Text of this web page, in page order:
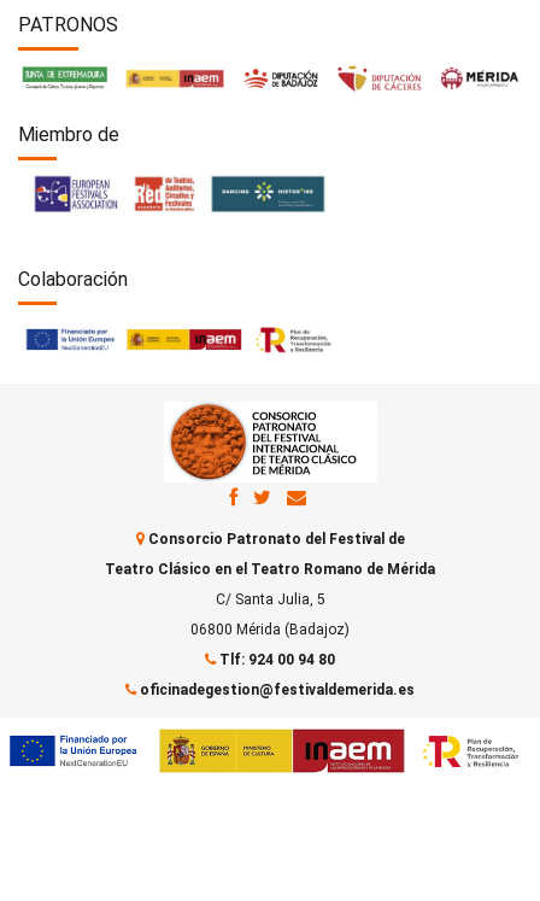
PATRONOS
Miembro de
Colaboración
Consorcio Patronato del Festival de
Teatro Clásico en el Teatro Romano de Mérida
C/ Santa Julia, 5
06800 Mérida (Badajoz)
Tlf: 924 00 94 80
oficinadegestion@festivaldemerida.es